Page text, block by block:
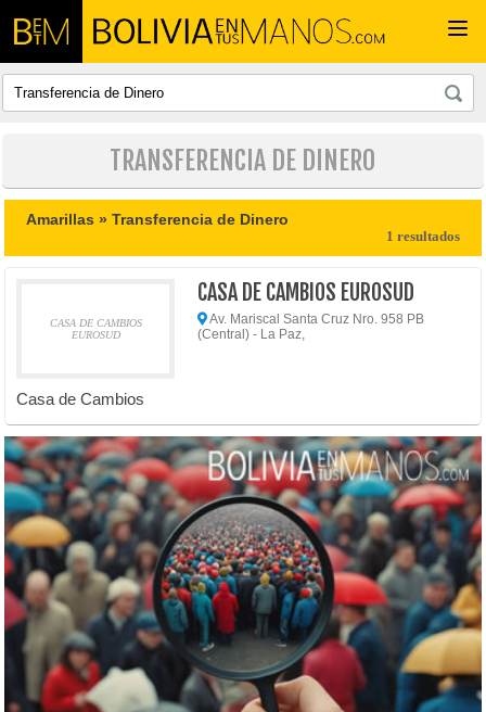
TRANSFERENCIA DE DINERO
Amarillas »Transferencia de Dinero
1 resultados
CASA DE CAMBIOS
EUROSUD
CASA DE CAMBIOS EUROSUD
Av. Mariscal Santa Cruz Nro. 958 PB
(Central) - La Paz,
Casa de Cambios